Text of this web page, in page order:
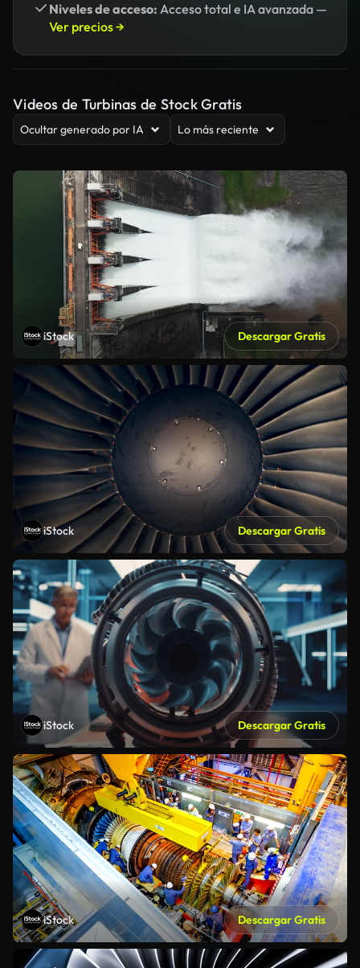
Niveles de acceso: Acceso total e IA avanzada —
Ver precios →
Videos de Turbinas de Stock Gratis
Ocultar generado por IA Lo más reciente
iStock Descargar Gratis
iStock Descargar Gratis
iStock Descargar Gratis
iStock Descargar Gratis